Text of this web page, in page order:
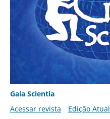
Gaia Scientia
Acessar revista
Edição Atual